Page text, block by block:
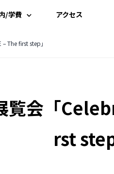
/学費
見学
アクセス
The first step」
覧会「
rst step